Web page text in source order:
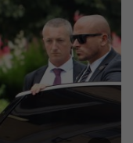
Robert
Fico
uviedol,
že
výstavbu